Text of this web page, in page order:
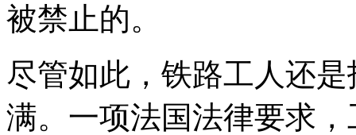
被禁止的。
尽管如此，铁路工人还
满。一项法国法律要求